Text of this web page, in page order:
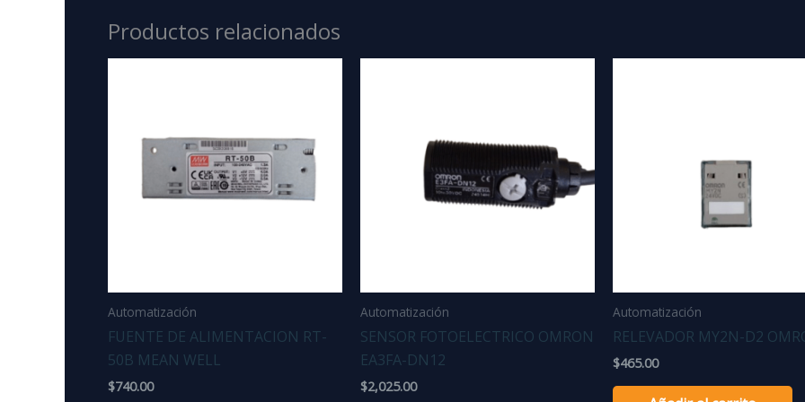
Productos relacionados
Automatización
FUENTE DE ALIMENTACION RT-
50B MEAN WELL
$740.00
Automatización
SENSOR FOTOELECTRICO OMRON
EA3FA-DN12
$2,025.00
Automatización
RELEVADOR MY2N-D2
$465.00